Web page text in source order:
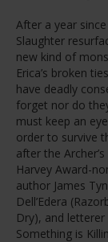
After a year
Slaughter
new kind of
Erica’s broken
have deadly
forget nor do
must keep an
order to survive
after the
Harvey Award-
author James
Dell’Edera
Dry), and
Something is